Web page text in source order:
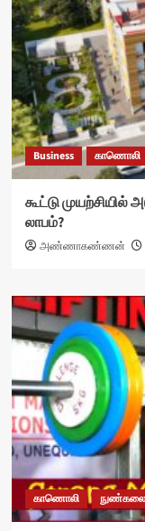
Business காணொலி
கூட்டு முயற்சியில்
லாபம்?
அண்ணாகண்ணன்
காணொலி